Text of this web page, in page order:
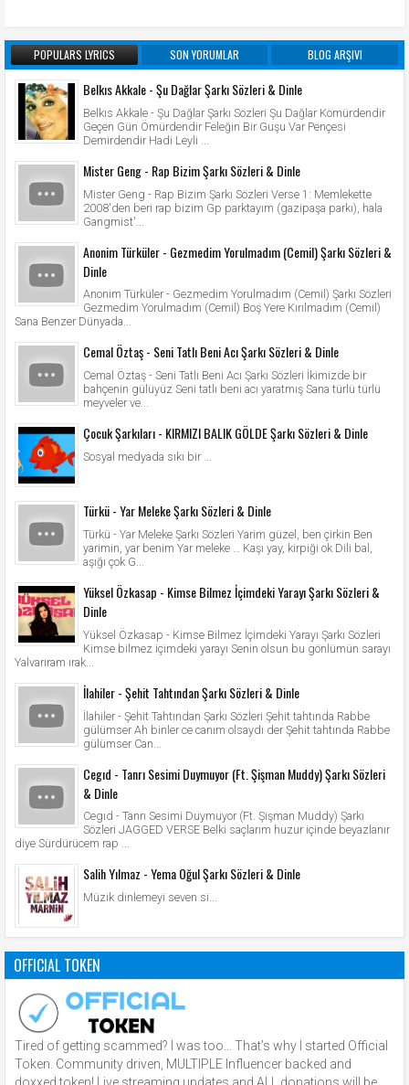
POPULARS LYRICS SON YORUMLAR BLOG ARŞIVI
Belkıs Akkale - Şu Dağlar Şarkı Sözleri & Dinle
Belkıs Akkale - Şu Dağlar Şarkı Sözleri Şu Dağlar Kömürdendir
Geçen Gün Ömürdendir Feleğin Bir Guşu Var Pençesi
Demirdendir Hadi Leyli ...
Mister Geng - Rap Bizim Şarkı Sözleri & Dinle
Mister Geng - Rap Bizim Şarkı Sözleri Verse 1: Memlekette
2008'den beri rap bizim Gp parktayım (gazipaşa parkı), hala
Gangmist'...
Anonim Türküler - Gezmedim Yorulmadım (Cemil) Şarkı Sözleri &
Dinle
Anonim Türküler - Gezmedim Yorulmadım (Cemil) Şarkı Sözleri
Gezmedim Yorulmadım (Cemil) Boş Yere Kırılmadım (Cemil)
Sana Benzer Dünyada...
Cemal Öztaş - Seni Tatlı Beni Acı Şarkı Sözleri & Dinle
Cemal Öztaş - Seni Tatlı Beni Acı Şarkı Sözleri İkimizde bir
bahçenin gülüyüz Seni tatlı beni acı yaratmış Sana türlü türlü
meyveler ve...
Çocuk Şarkıları - KIRMIZI BALIK GÖLDE Şarkı Sözleri & Dinle
Sosyal medyada sıkı bir ...
Türkü - Yar Meleke Şarkı Sözleri & Dinle
Türkü - Yar Meleke Şarkı Sözleri Yarim güzel, ben çirkin Ben
yarimin, yar benim Yar meleke … Kaşı yay, kirpiği ok Dili bal,
aşığı çok G...
Yüksel Özkasap - Kimse Bilmez İçimdeki Yarayı Şarkı Sözleri &
Dinle
Yüksel Özkasap - Kimse Bilmez İçimdeki Yarayı Şarkı Sözleri
Kimse bilmez içimdeki yarayı Senin olsun bu gönlümün sarayı
Yalvarıram ırak...
İlahiler - Şehit Tahtından Şarkı Sözleri & Dinle
İlahiler - Şehit Tahtından Şarkı Sözleri Şehit tahtında Rabbe
gülümser Ah binler ce canım olsaydı der Şehit tahtında Rabbe
gülümser Can...
Cegıd - Tanrı Sesimi Duymuyor (Ft. Şişman Muddy) Şarkı Sözleri
& Dinle
Cegıd - Tanrı Sesimi Duymuyor (Ft. Şişman Muddy) Şarkı
Sözleri JAGGED VERSE Belki saçlarım huzur içinde beyazlanır
diye Sürdürücem rap ...
Salih Yılmaz - Yema Oğul Şarkı Sözleri & Dinle
Müzik dinlemeyi seven si...
OFFICIAL TOKEN
Tired of getting scammed? I was too… That’s why I started Official
Token. Community driven, MULTIPLE Influencer backed and